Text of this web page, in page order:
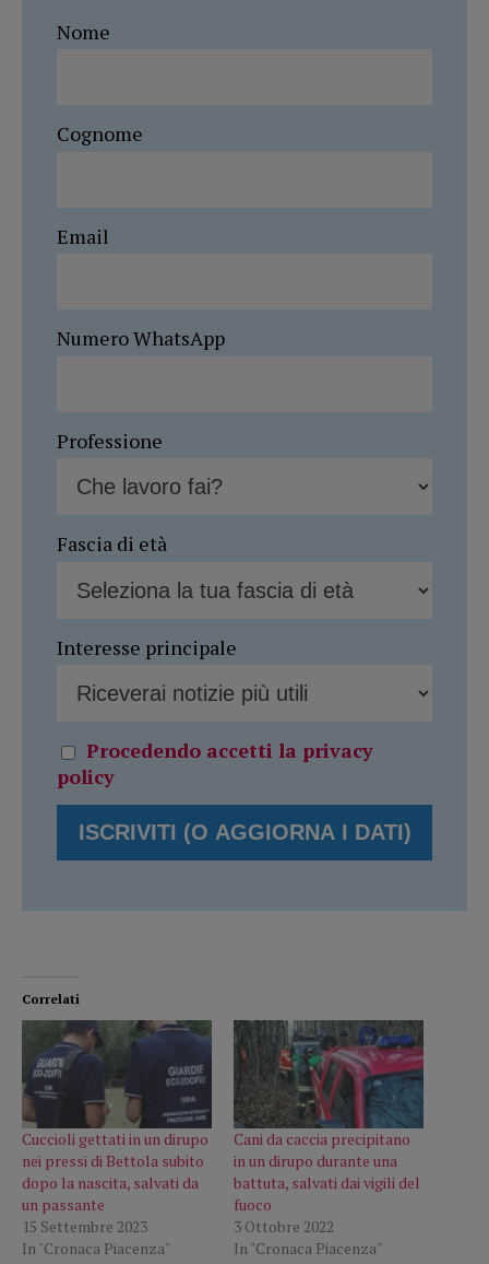
Nome
Cognome
Email
Numero WhatsApp
Professione
Fascia di età
Interesse principale
Procedendo accetti la privacy
policy
Correlati
Cuccioli gettati in un dirupo
nei pressi di Bettola subito
dopo la nascita, salvati da
un passante
15 Settembre 2023
In "Cronaca Piacenza"
Cani da caccia precipitano
in un dirupo durante una
battuta, salvati dai vigili del
fuoco
3 Ottobre 2022
In "Cronaca Piacenza"